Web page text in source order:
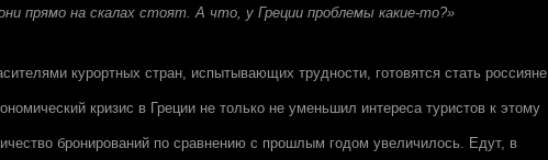
прямо на скалах стоят. А что, у Греции проблемы какие-то?»
курортных стран, испытывающих трудности, готовятся стать россияне.
кризис в Греции не только не уменьшил интереса туристов к этому
бронирований по сравнению с прошлым годом увеличилось. Едут, в